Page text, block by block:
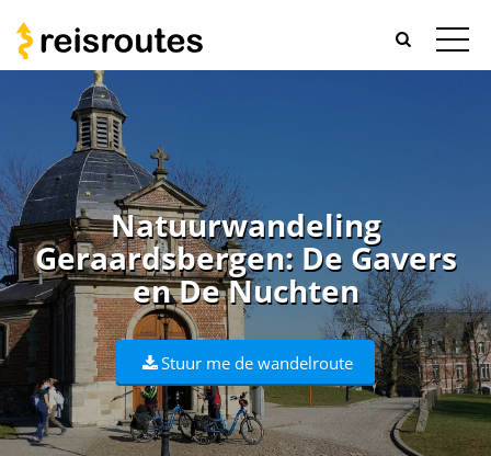
Natuurwandeling
Geraardsbergen: De Gavers
en De Nuchten
Stuur me de wandelroute